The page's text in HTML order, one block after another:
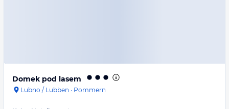
Domek pod lasem
Lubno / Lubben · Pommern